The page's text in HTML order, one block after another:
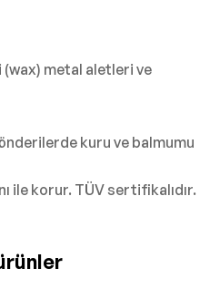
(wax) metal aletleri ve
kuru ve balmumu
ile korur. TÜV sertifikalıdır.